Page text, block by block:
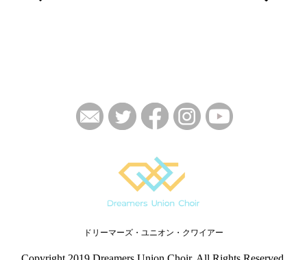
ドリーマーズ・ユニオン・クワイアー